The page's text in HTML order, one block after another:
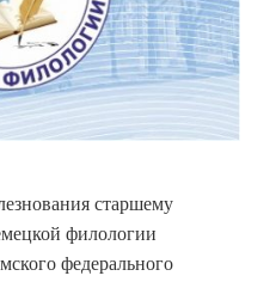
старшему
филологии
федерального